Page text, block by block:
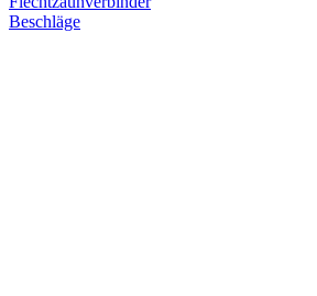
Beschläge